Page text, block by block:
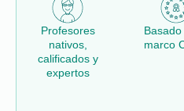
Profesores
nativos,
calificados y
expertos
marco